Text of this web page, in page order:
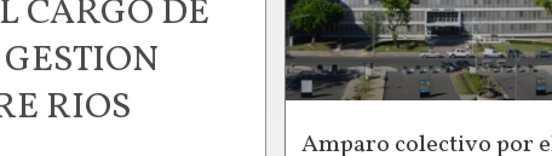
CARGO DE
RIOS
Amparo colectivo por